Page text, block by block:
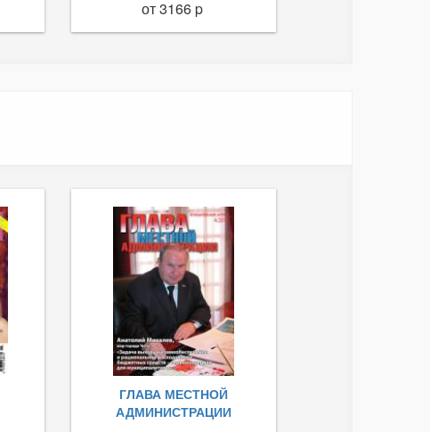
от 3166 p
ГЛАВА МЕСТНОЙ
АДМИНИСТРАЦИИ